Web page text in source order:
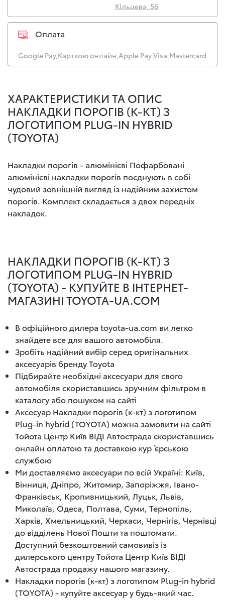
Кільцева, 56
Оплата
Google Pay,Карткою онлайн,Apple Pay,Visa,Mastercard
ХАРАКТЕРИСТИКИ ТА ОПИС
НАКЛАДКИ ПОРОГІВ (К-КТ) З
ЛОГОТИПОМ PLUG-IN HYBRID
(TOYOTA)
Накладки порогів - алюмінієві Пофарбовані
алюмінієві накладки порогів поєднують в собі
чудовий зовнішній вигляд із надійним захистом
порогів. Комплект складається з двох передніх
накладок.
НАКЛАДКИ ПОРОГІВ (К-КТ) З
ЛОГОТИПОМ PLUG-IN HYBRID
(TOYOTA) - КУПУЙТЕ В ІНТЕРНЕТ-
МАГАЗИНІ TOYOTA-UA.COM
В офіційного дилера toyota-ua.com ви легко
знайдете все для вашого автомобіля.
Зробіть надійний вибір серед оригінальних
аксесуарів бренду Toyota
Підбирайте необхідні аксесуари для свого
автомобіля скориставшись зручним фільтром в
каталогу або пошуком на сайті
Аксесуар Накладки порогів (к-кт) з логотипом
Plug-in hybrid (TOYOTA) можна замовити на сайті
Тойота Центр Київ ВІДІ Автострада скориставшись
онлайн оплатою та доставкою кур`єрською
службою
Ми доставляємо аксесуари по всій Україні: Київ,
Вінниця, Дніпро, Житомир, Запоріжжя, Івано-
Франківськ, Кропивницький, Луцьк, Львів,
Миколаїв, Одеса, Полтава, Суми, Тернопіль,
Харків, Хмельницький, Черкаси, Чернігів, Чернівці
до відділень Нової Пошти та поштомати.
Доступний безкоштовний самовивіз із
дилерського центру Тойота Центр Київ ВІДІ
Автострада продажу нашого магазину.
Накладки порогів (к-кт) з логотипом Plug-in hybrid
(TOYOTA) - купуйте аксесуар у будь-який час.